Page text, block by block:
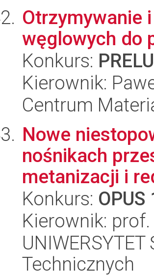
Otrzymywanie
węglowych do
Konkurs:
Kierownik:
Centrum
Nowe
nośnikach
metanizacji i
Konkurs: OPUS
Kierownik:
UNIWERSYTET
Technicznych